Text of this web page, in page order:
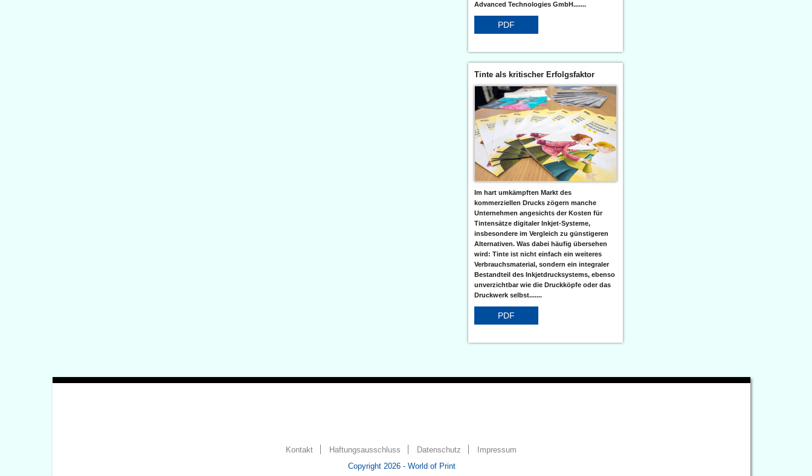
Advanced Technologies GmbH.......
PDF
Tinte als kritischer Erfolgsfaktor
Im hart umkämpften Markt des
kommerziellen Drucks zögern manche
Unternehmen angesichts der Kosten für
Tintensätze digitaler Inkjet-Systeme,
insbesondere im Vergleich zu günstigeren
Alternativen. Was dabei häufig übersehen
wird: Tinte ist nicht einfach ein weiteres
Verbrauchsmaterial, sondern ein integraler
Bestandteil des Inkjetdrucksystems, ebenso
unverzichtbar wie die Druckköpfe oder das
Druckwerk selbst.......
PDF
Kontakt Haftungsausschluss Datenschutz
Impressum
Copyright 2026 - World of Print